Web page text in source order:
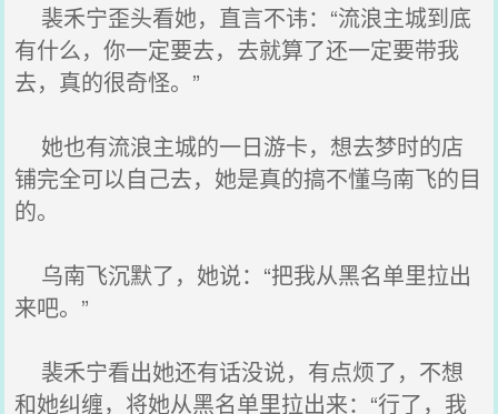
裴禾宁歪头看她，直言不讳：“流浪主城到底
有什么，你一定要去，去就算了还一定要带我
去，真的很奇怪。”
她也有流浪主城的一日游卡，想去梦时的店
铺完全可以自己去，她是真的搞不懂乌南飞的目
的。
乌南飞沉默了，她说：“把我从黑名单里拉出
来吧。”
裴禾宁看出她还有话没说，有点烦了，不想
和她纠缠，将她从黑名单里拉出来：“行了，我